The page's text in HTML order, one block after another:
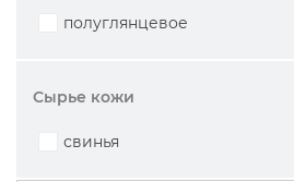
полуглянцевое
Сырье кожи
свинья